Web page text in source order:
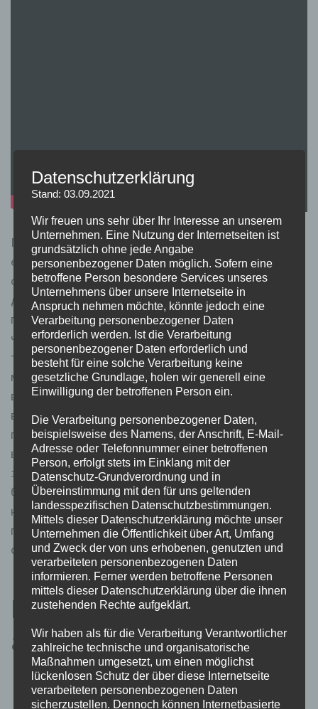
Платформа поєднує спортивний розділ і казино в
єдиному балансі, а головні ігрові блоки винесені на
стартові екрани. Новий гравець може отримати
депозитну винагороду, набір спінів або комбіновану
пропозицію для спорту й казино. Fav365 казино
часто прив’язує фріспіни до конкретного автомата,
тому значення мають назва гри, термін дії,
мінімальний внесок і максимальна сума бонусного
виграшу. Вона підходить користувачам, які цінують
великий каталог ігор, спортивну лінію, бонуси з
прозорими вимогами до відіграшу та одну касу для
всіх фінансових дій. Особистий кабінет відповідає
за перевірку документів, рух коштів, статус бонусів і
базові налаштування безпеки. Через нього
користувач підтверджує номер телефону, заповнює
персональні дані, переглядає історію фінансових
операцій і контролює поточний стан транзакцій.
Кабінет і доступ до
акаунта у Fav365
Внутрішня побудова охоплює спорт, live,
казино, casino live, кіберспорт, акційний блок і
Datenschutzerklärung
Stand: 03.09.2021
Wir freuen uns sehr über Ihr Interesse an unserem
Unternehmen. Eine Nutzung der Internetseiten ist
grundsätzlich ohne jede Angabe
personenbezogener Daten möglich. Sofern eine
betroffene Person besondere Services unseres
Unternehmens über unsere Internetseite in
Anspruch nehmen möchte, könnte jedoch eine
Verarbeitung personenbezogener Daten
erforderlich werden. Ist die Verarbeitung
personenbezogener Daten erforderlich und
besteht für eine solche Verarbeitung keine
gesetzliche Grundlage, holen wir generell eine
Einwilligung der betroffenen Person ein.
Die Verarbeitung personenbezogener Daten,
beispielsweise des Namens, der Anschrift, E-Mail-
Adresse oder Telefonnummer einer betroffenen
Person, erfolgt stets im Einklang mit der
Datenschutz-Grundverordnung und in
Übereinstimmung mit den für uns geltenden
landesspezifischen Datenschutzbestimmungen.
Mittels dieser Datenschutzerklärung möchte unser
Unternehmen die Öffentlichkeit über Art, Umfang
und Zweck der von uns erhobenen, genutzten und
verarbeiteten personenbezogenen Daten
informieren. Ferner werden betroffene Personen
mittels dieser Datenschutzerklärung über die ihnen
zustehenden Rechte aufgeklärt.
Wir haben als für die Verarbeitung Verantwortlicher
zahlreiche technische und organisatorische
Maßnahmen umgesetzt, um einen möglichst
lückenlosen Schutz der über diese Internetseite
verarbeiteten personenbezogenen Daten
sicherzustellen. Dennoch können Internetbasierte